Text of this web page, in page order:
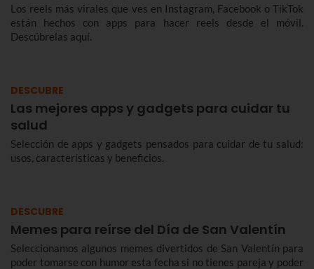
Los reels más virales que ves en Instagram, Facebook o TikTok
están hechos con apps para hacer reels desde el móvil.
Descúbrelas aquí.
DESCUBRE
Las mejores apps y gadgets para cuidar tu
salud
Selección de apps y gadgets pensados para cuidar de tu salud:
usos, características y beneficios.
DESCUBRE
Memes para reírse del Día de San Valentín
Seleccionamos algunos memes divertidos de San Valentín para
poder tomarse con humor esta fecha si no tienes pareja y poder